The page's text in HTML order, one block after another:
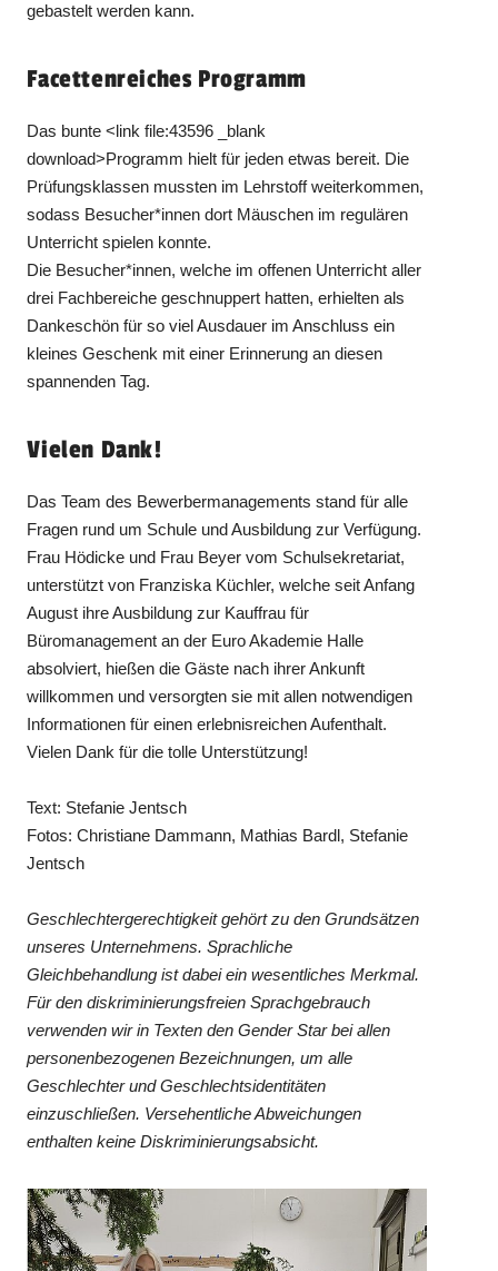
gebastelt werden kann.
Facettenreiches Programm
Das bunte <link file:43596 _blank
download>Programm hielt für jeden etwas bereit. Die
Prüfungsklassen mussten im Lehrstoff weiterkommen,
sodass Besucher*innen dort Mäuschen im regulären
Unterricht spielen konnte.
Die Besucher*innen, welche im offenen Unterricht aller
drei Fachbereiche geschnuppert hatten, erhielten als
Dankeschön für so viel Ausdauer im Anschluss ein
kleines Geschenk mit einer Erinnerung an diesen
spannenden Tag.
Vielen Dank!
Das Team des Bewerbermanagements stand für alle
Fragen rund um Schule und Ausbildung zur Verfügung.
Frau Hödicke und Frau Beyer vom Schulsekretariat,
unterstützt von Franziska Küchler, welche seit Anfang
August ihre Ausbildung zur Kauffrau für
Büromanagement an der Euro Akademie Halle
absolviert, hießen die Gäste nach ihrer Ankunft
willkommen und versorgten sie mit allen notwendigen
Informationen für einen erlebnisreichen Aufenthalt.
Vielen Dank für die tolle Unterstützung!
Text: Stefanie Jentsch
Fotos: Christiane Dammann, Mathias Bardl, Stefanie
Jentsch
Geschlechtergerechtigkeit gehört zu den Grundsätzen
unseres Unternehmens. Sprachliche
Gleichbehandlung ist dabei ein wesentliches Merkmal.
Für den diskriminierungsfreien Sprachgebrauch
verwenden wir in Texten den Gender Star bei allen
personenbezogenen Bezeichnungen, um alle
Geschlechter und Geschlechtsidentitäten
einzuschließen. Versehentliche Abweichungen
enthalten keine Diskriminierungsabsicht.